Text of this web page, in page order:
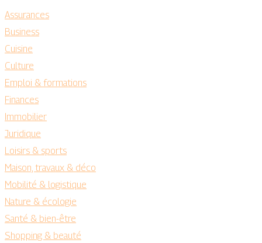
Assurances
Business
Cuisine
Culture
Emploi & formations
Finances
Immobilier
Juridique
Loisirs & sports
Maison, travaux & déco
Mobilité & logistique
Nature & écologie
Santé & bien-être
Shopping & beauté